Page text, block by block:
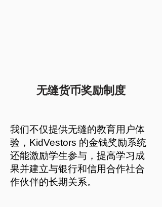
无缝货币奖励制度
我们不仅提供无缝的教育用户体
验，KidVestors 的金钱奖励系统
还能激励学生参与，提高学习成
果并建立与银行和信用合作社合
作伙伴的长期关系。